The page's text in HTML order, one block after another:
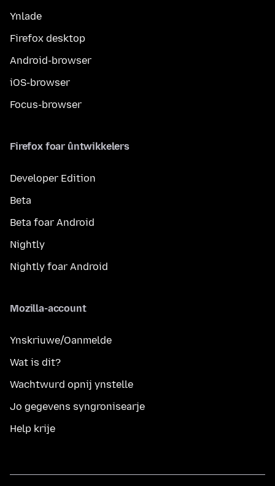
Ynlade
Firefox desktop
Android-browser
iOS-browser
Focus-browser
Firefox foar ûntwikkelers
Developer Edition
Beta
Beta foar Android
Nightly
Nightly foar Android
Mozilla-account
Ynskriuwe/Oanmelde
Wat is dit?
Wachtwurd opnij ynstelle
Jo gegevens syngronisearje
Help krije